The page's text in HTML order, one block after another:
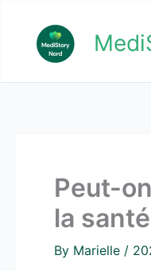
content
Peut-
la
By Marielle /